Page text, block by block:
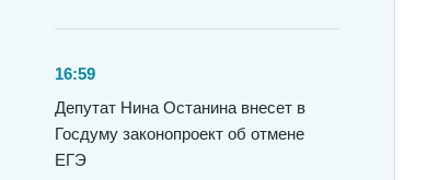
16:59
Депутат Нина Останина внесет в
Госдуму законопроект об отмене
ЕГЭ